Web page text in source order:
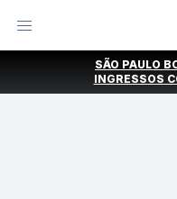
SÃO PAULO
INGRESSOS